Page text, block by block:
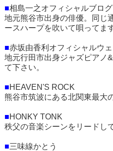
■相島一之オフィシャルブログ
地元熊谷市出身の俳優。同じ
ースハープを吹いて唄ってます
■赤坂由香利オフィシャルウェ
地元行田市出身ジャズピアノ
て下さい。
■HEAVEN'S ROCK
熊谷市筑波にある北関東最大
■HONKY TONK
秩父の音楽シーンをリードし
■三味線かとう